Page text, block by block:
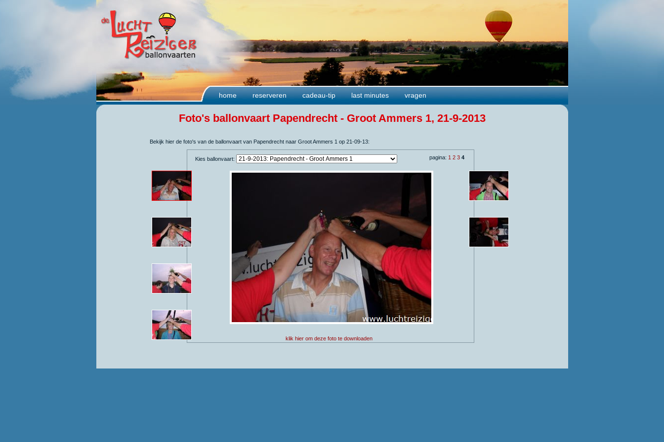
home reserveren cadeau-tip last minutes vragen
Foto's ballonvaart Papendrecht - Groot Ammers 1, 21-9-2013
Bekijk hier de foto's van de ballonvaart van Papendrecht naar Groot Ammers 1 op 21-09-13:
klik hier om deze foto te downloaden
Kies ballonvaart: pagina: 1 2 3 4